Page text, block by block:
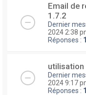
Email de
1.7.2
Dernier
2024 2:38
Réponses : 1
utilisation
Dernier
2024 9:17
Réponses : 1